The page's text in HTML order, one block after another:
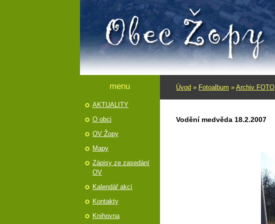
Úvod » Fotoalbum » Archiv FOTO
Vodění­ medvěda 18.2.2007
menu
AKTUALITY
O obci
OV Žopy
Mapy
Zápisy ze zasedání
OV
Kalendář akcí
Kontakty
Knihovna